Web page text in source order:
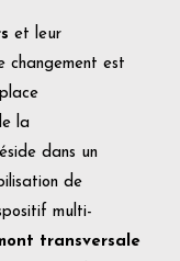
et leur
changement est
la
dans un
de
multi-
transversale